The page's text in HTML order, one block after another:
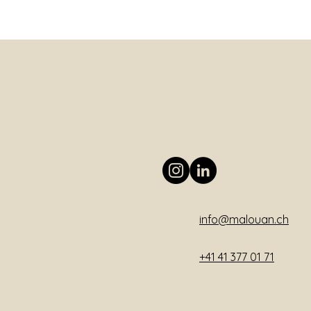
info@malouan.ch
+41 41 377 01 71